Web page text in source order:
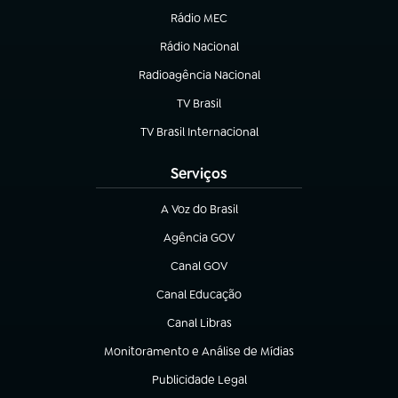
Rádio MEC
(abre em nova aba)
Rádio Nacional
Radioagência Nacional
(abre em nova aba)
TV Brasil
(abre em nova aba)
TV Brasil Internacional
(abre em nova aba)
Serviços
A Voz do Brasil
(abre em nova aba)
Agência GOV
(abre em nova aba)
Canal GOV
(abre em nova aba)
Canal Educação
(abre em nova aba)
Canal Libras
(abre em nova aba)
Monitoramento e Análise de Mídias
(abre em nova aba)
Publicidade Legal
(abre em nova aba)